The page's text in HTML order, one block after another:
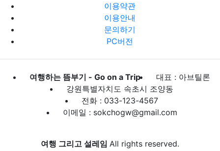
이용약관
이용안내
문의하기
PC버전
여행하는 뜸부기 - Go on a Trip
대표 : 아브틸론
강원특별자치도 속초시 조양동
전화 : 033-123-4567
이메일 : sokchogw@gmail.com
여행 그리고 설레임 All rights reserved.